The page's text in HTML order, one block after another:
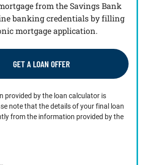
from the Savings Bank
banking credentials by filling
mortgage application.
GET A LOAN OFFER
provided by the loan calculator is
note that the details of your final loan
from the information provided by the